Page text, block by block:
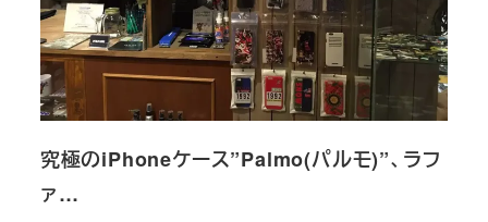
究極のiPhoneケース”Palmo(パルモ)”、ラフ
ァ…